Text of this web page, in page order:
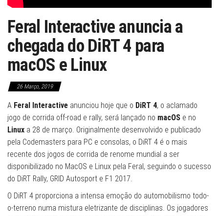
Feral Interactive anuncia a
chegada do DiRT 4 para
macOS e Linux
26 Março, 2019
A Feral Interactive anunciou hoje que o DiRT 4, o aclamado
jogo de corrida off-road e rally, será lançado no macOS e no
Linux a 28 de março. Originalmente desenvolvido e publicado
pela Codemasters para PC e consolas, o DiRT 4 é o mais
recente dos jogos de corrida de renome mundial a ser
disponibilizado no MacOS e Linux pela Feral, seguindo o sucesso
do DiRT Rally, GRID Autosport e F1 2017.
O DiRT 4 proporciona a intensa emoção do automobilismo todo-
o-terreno numa mistura eletrizante de disciplinas. Os jogadores